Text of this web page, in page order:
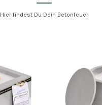
Hier findest Du Dein Betonfeuer